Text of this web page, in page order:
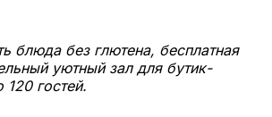
блюда без глютена, бесплатная
уютный зал для бутик-
гостей.